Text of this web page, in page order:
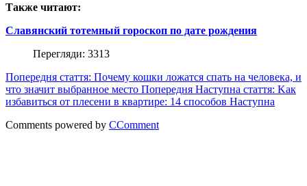
Также читают:
Славянский тотемный гороскоп по дате рождения
Перегляди: 3313
Попередня стаття: Почему кошки ложатся спать на человека, и
что значит выбранное место Попередня Наступна стаття: Kaк
избавиться от плeceни в квapтиpe: 14 способов Наступна
Comments powered by CComment